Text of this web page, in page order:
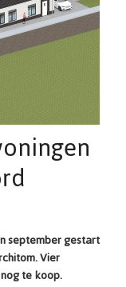
september gestart
Vier
te koop.